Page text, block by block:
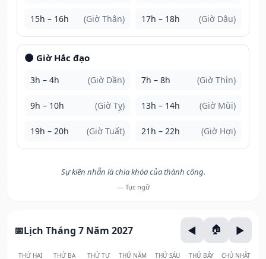
15h – 16h (Giờ Thân) 17h – 18h (Giờ Dậu)
🌑 Giờ Hắc đạo
3h – 4h (Giờ Dần) 7h – 8h (Giờ Thìn)
9h – 10h (Giờ Tỵ) 13h – 14h (Giờ Mùi)
19h – 20h (Giờ Tuất) 21h – 22h (Giờ Hợi)
Sự kiên nhẫn là chìa khóa của thành công.
— Tục ngữ
Lịch Tháng 7 Năm 2027
THỨ HAI THỨ BA THỨ TƯ THỨ NĂM THỨ SÁU THỨ BẢY CHỦ NHẬT